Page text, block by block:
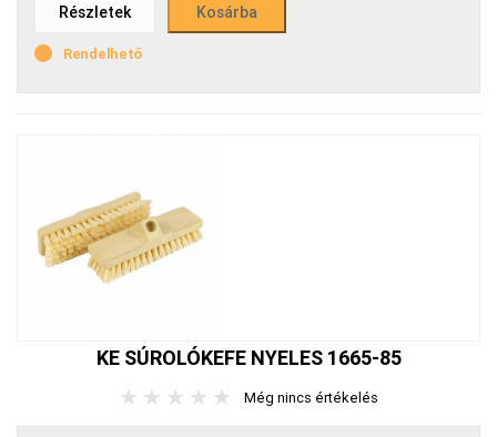
Részletek
Rendelhető
KE SÚROLÓKEFE NYELES 1665-85
★ ★ ★ ★ ★ Még nincs értékelés